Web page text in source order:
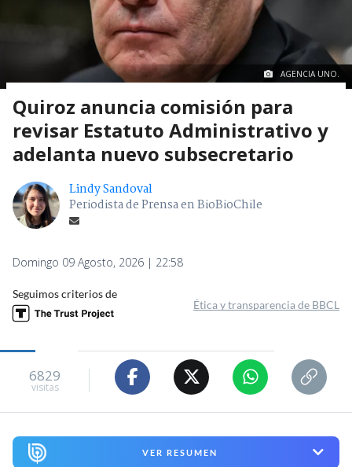
AGENCIA UNO.
Quiroz anuncia comisión para
revisar Estatuto Administrativo y
adelanta nuevo subsecretario
Lindy Sandoval
Periodista de Prensa en BioBioChile
Domingo 09 Agosto, 2026 | 22:58
Seguimos criterios de
Ética y transparencia de BBCL
6829
visitas
VER RESUMEN